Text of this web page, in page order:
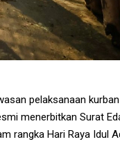
pelaksanaan kurban
menerbitkan Surat
rangka Hari Raya Idul